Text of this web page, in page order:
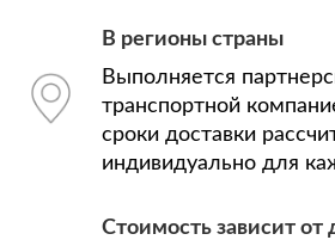
В регионы страны
Выполняется
транспортной
сроки доставки
индивидуально для
Стоимость зависит от